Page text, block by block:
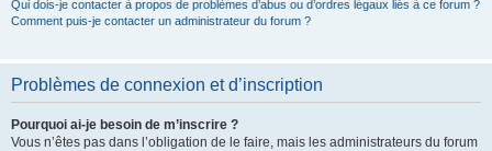
Qui dois-je contacter à propos de problèmes d’abus ou d’ordres légaux liés à ce forum ?
Comment puis-je contacter un administrateur du forum ?
Problèmes de connexion et d’inscription
Pourquoi ai-je besoin de m’inscrire ?
Vous n’êtes pas dans l’obligation de le faire, mais les administrateurs du forum